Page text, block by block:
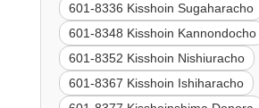
601-8336 Kisshoin Sugaharacho
601-8348 Kisshoin Kannondocho
601-8352 Kisshoin Nishiuracho
601-8367 Kisshoin Ishiharacho